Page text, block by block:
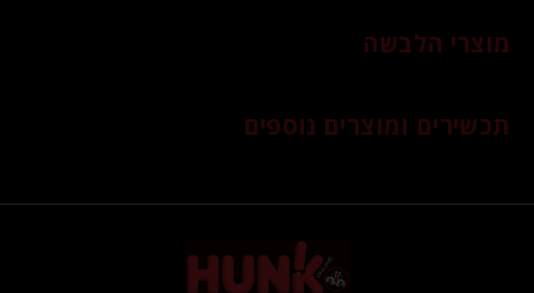
מוצרי הלבשה
תכשירים ומוצרים נוספים